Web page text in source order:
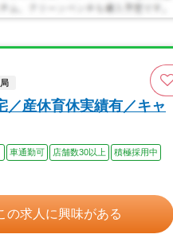
／産休育休実績有／キャ
車通勤可 店舗数30以上
積極採用中
の求人に興味がある